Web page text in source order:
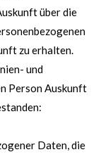
über die
zu erhalten.
und
Person Auskunft
Daten, die